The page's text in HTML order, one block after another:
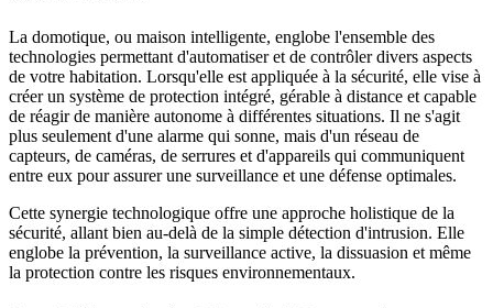
La domotique, ou maison intelligente, englobe l'ensemble des
technologies permettant d'automatiser et de contrôler divers aspects
de votre habitation. Lorsqu'elle est appliquée à la sécurité, elle vise à
créer un système de protection intégré, gérable à distance et capable
de réagir de manière autonome à différentes situations. Il ne s'agit
plus seulement d'une alarme qui sonne, mais d'un réseau de
capteurs, de caméras, de serrures et d'appareils qui communiquent
entre eux pour assurer une surveillance et une défense optimales.
Cette synergie technologique offre une approche holistique de la
sécurité, allant bien au-delà de la simple détection d'intrusion. Elle
englobe la prévention, la surveillance active, la dissuasion et même
la protection contre les risques environnementaux.